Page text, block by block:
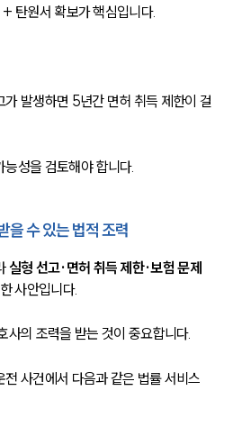
탄원서 확보가 핵심입니다.
발생하면 5년간 면허 취득 제한이 걸
성을 검토해야 합니다.
을 수 있는 법적 조력
실형 선고·면허 취득 제한·보험 문제
사안입니다.
사의 조력을 받는 것이 중요합니다.
사건에서 다음과 같은 법률 서비스